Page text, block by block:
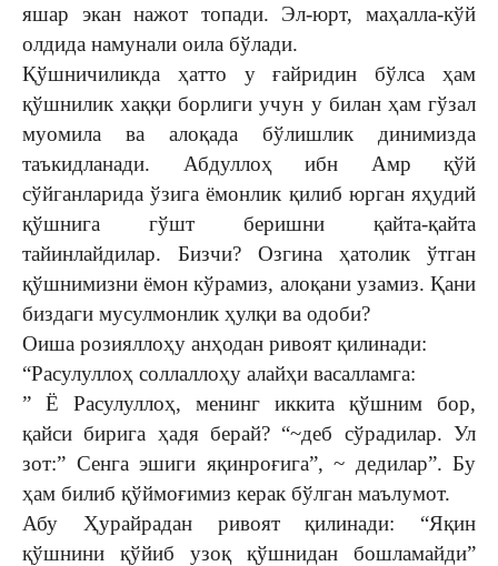
яшар экан нажот топади. Эл-юрт, маҳалла-кўй
олдида намунали оила бўлади.
Қўшничиликда ҳатто у ғайридин бўлса ҳам
қўшнилик хаққи борлиги учун у билан ҳам гўзал
муомила ва алоқада бўлишлик динимизда
таъкидланади. Абдуллоҳ ибн Амр қўй
сўйганларида ўзига ёмонлик қилиб юрган яҳудий
қўшнига гўшт беришни қайта-қайта
тайинлайдилар. Бизчи? Озгина ҳатолик ўтган
қўшнимизни ёмон кўрамиз, алоқани узамиз. Қани
биздаги мусулмонлик ҳулқи ва одоби?
Оиша розияллоҳу анҳодан ривоят қилинади:
“Расулуллоҳ соллаллоҳу алайҳи васалламга:
” Ё Расулуллоҳ, менинг иккита қўшним бор,
қайси бирига ҳадя берай? “~деб сўрадилар. Ул
зот:” Сенга эшиги яқинроғига”, ~ дедилар”. Бу
ҳам билиб қўймоғимиз керак бўлган маълумот.
Абу Ҳурайрадан ривоят қилинади: “Яқин
қўшнини қўйиб узоқ қўшнидан бошламайди”